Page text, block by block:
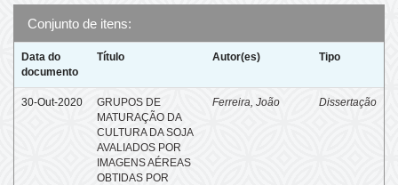
Conjunto de itens:
Data do
documento
Título Autor(es) Tipo
30-Out-2020
GRUPOS DE
MATURAÇÃO DA
CULTURA DA SOJA
AVALIADOS POR
IMAGENS AÉREAS
OBTIDAS POR
Ferreira, João Dissertação